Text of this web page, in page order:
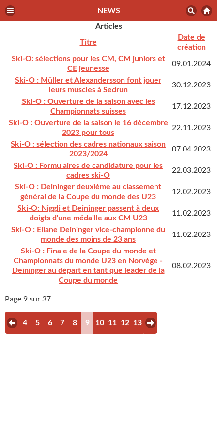
NEWS
Articles
Titre
Date de
création
Ski-O: sélections pour les CM, CM juniors et
CE jeunesse
09.01.2024
Ski-O : Müller et Alexandersson font jouer
leurs muscles à Sedrun
30.12.2023
Ski-O : Ouverture de la saison avec les
Championnats suisses
17.12.2023
Ski-O : Ouverture de la saison le 16 décembre
2023 pour tous
22.11.2023
Ski-O : sélection des cadres nationaux saison
2023/2024
07.04.2023
Ski-O : Formulaires de candidature pour les
cadres ski-O
22.03.2023
Ski-O : Deininger deuxième au classement
général de la Coupe du monde des U23
12.02.2023
Ski-O: Niggli et Deininger passent à deux
doigts d'une médaille aux CM U23
11.02.2023
Ski-O : Eliane Deininger vice-championne du
monde des moins de 23 ans
11.02.2023
Ski-O : Finale de la Coupe du monde et
Championnats du monde U23 en Norvège -
Deininger au départ en tant que leader de la
Coupe du monde
08.02.2023
Page 9 sur 37
4 5 6 7 8 9 10 11 12 13